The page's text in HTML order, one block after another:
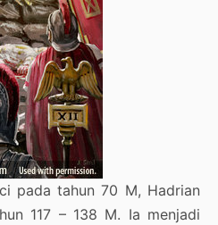
pada tahun 70 M, Hadrian
117 – 138 M. Ia menjadi